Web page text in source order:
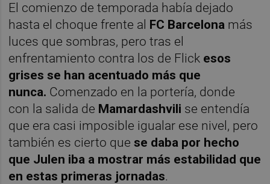
El comienzo de temporada había dejado
hasta el choque frente al FC Barcelona más
luces que sombras, pero tras el
enfrentamiento contra los de Flick esos
grises se han acentuado más que
nunca. Comenzado en la portería, donde
con la salida de Mamardashvili se entendía
que era casi imposible igualar ese nivel, pero
también es cierto quese daba por hecho
que Julen iba a mostrar más estabilidad que
en estas primeras jornadas.